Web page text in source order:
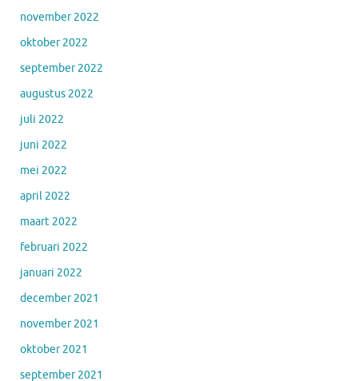
november 2022
oktober 2022
september 2022
augustus 2022
juli 2022
juni 2022
mei 2022
april 2022
maart 2022
februari 2022
januari 2022
december 2021
november 2021
oktober 2021
september 2021